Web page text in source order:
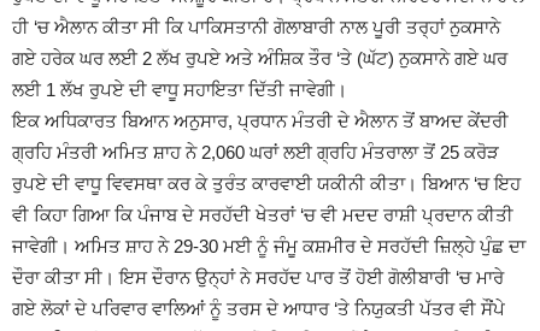
ਹੀ ‘ਚ ਐਲਾਨ ਕੀਤਾ ਸੀ ਕਿ ਪਾਕਿਸਤਾਨੀ ਗੋਲਾਬਾਰੀ ਨਾਲ ਪੂਰੀ ਤਰ੍ਹਾਂ ਨੁਕਸਾਨੇ
ਗਏ ਹਰੇਕ ਘਰ ਲਈ 2 ਲੱਖ ਰੁਪਏ ਅਤੇ ਅੰਸ਼ਿਕ ਤੌਰ ‘ਤੇ (ਘੱਟ) ਨੁਕਸਾਨੇ ਗਏ ਘਰ
ਲਈ 1 ਲੱਖ ਰੁਪਏ ਦੀ ਵਾਧੂ ਸਹਾਇਤਾ ਦਿੱਤੀ ਜਾਵੇਗੀ।
ਇਕ ਅਧਿਕਾਰਤ ਬਿਆਨ ਅਨੁਸਾਰ, ਪ੍ਰਧਾਨ ਮੰਤਰੀ ਦੇ ਐਲਾਨ ਤੋਂ ਬਾਅਦ ਕੇਂਦਰੀ
ਗ੍ਰਹਿ ਮੰਤਰੀ ਅਮਿਤ ਸ਼ਾਹ ਨੇ 2,060 ਘਰਾਂ ਲਈ ਗ੍ਰਹਿ ਮੰਤਰਾਲਾ ਤੋਂ 25 ਕਰੋੜ
ਰੁਪਏ ਦੀ ਵਾਧੂ ਵਿਵਸਥਾ ਕਰ ਕੇ ਤੁਰੰਤ ਕਾਰਵਾਈ ਯਕੀਨੀ ਕੀਤਾ। ਬਿਆਨ ‘ਚ ਇਹ
ਵੀ ਕਿਹਾ ਗਿਆ ਕਿ ਪੰਜਾਬ ਦੇ ਸਰਹੱਦੀ ਖੇਤਰਾਂ ‘ਚ ਵੀ ਮਦਦ ਰਾਸ਼ੀ ਪ੍ਰਦਾਨ ਕੀਤੀ
ਜਾਵੇਗੀ। ਅਮਿਤ ਸ਼ਾਹ ਨੇ 29-30 ਮਈ ਨੂੰ ਜੰਮੂ ਕਸ਼ਮੀਰ ਦੇ ਸਰਹੱਦੀ ਜ਼ਿਲ੍ਹੇ ਪੁੰਛ ਦਾ
ਦੌਰਾ ਕੀਤਾ ਸੀ। ਇਸ ਦੌਰਾਨ ਉਨ੍ਹਾਂ ਨੇ ਸਰਹੱਦ ਪਾਰ ਤੋਂ ਹੋਈ ਗੋਲੀਬਾਰੀ ‘ਚ ਮਾਰੇ
ਗਏ ਲੋਕਾਂ ਦੇ ਪਰਿਵਾਰ ਵਾਲਿਆਂ ਨੂੰ ਤਰਸ ਦੇ ਆਧਾਰ ‘ਤੇ ਨਿਯੁਕਤੀ ਪੱਤਰ ਵੀ ਸੌਂਪੇ